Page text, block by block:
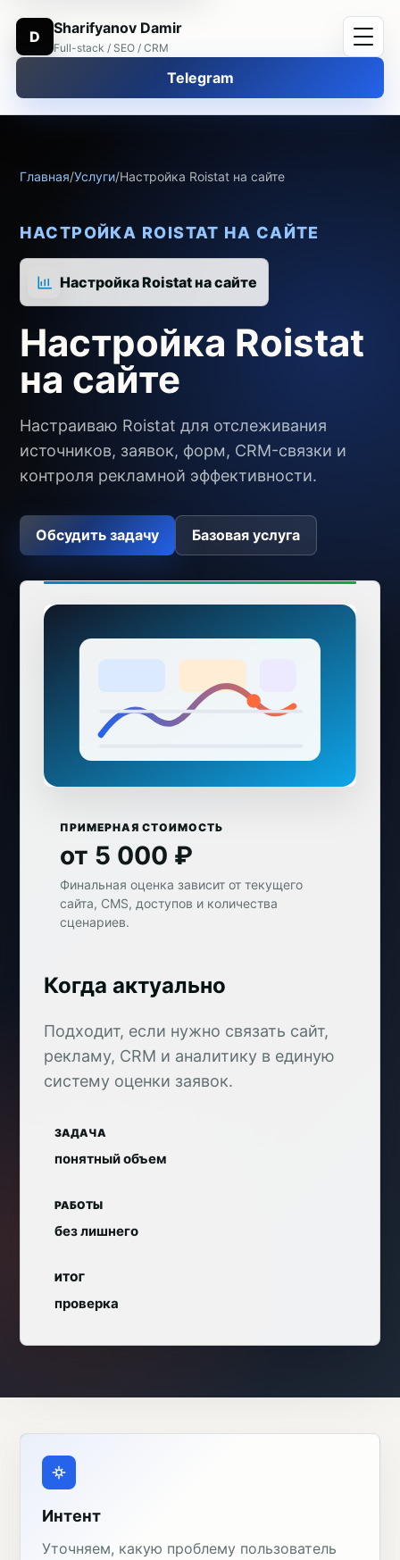
D Sharifyanov Damir
Full-stack / SEO / CRM
Telegram
Главная/Услуги/Настройка Roistat на сайте
НАСТРОЙКА ROISTAT НА САЙТЕ
Настройка Roistat на сайте
Настройка Roistat
на сайте
Настраиваю Roistat для отслеживания
источников, заявок, форм, CRM-связки и
контроля рекламной эффективности.
Обсудить задачу Базовая услуга
ПРИМЕРНАЯ СТОИМОСТЬ
от 5 000 ₽
Финальная оценка зависит от текущего
сайта, CMS, доступов и количества
сценариев.
Когда актуально
Подходит, если нужно связать сайт,
рекламу, CRM и аналитику в единую
систему оценки заявок.
ЗАДАЧА
понятный объем
РАБОТЫ
без лишнего
ИТОГ
проверка
Интент
Уточняем, какую проблему пользователь